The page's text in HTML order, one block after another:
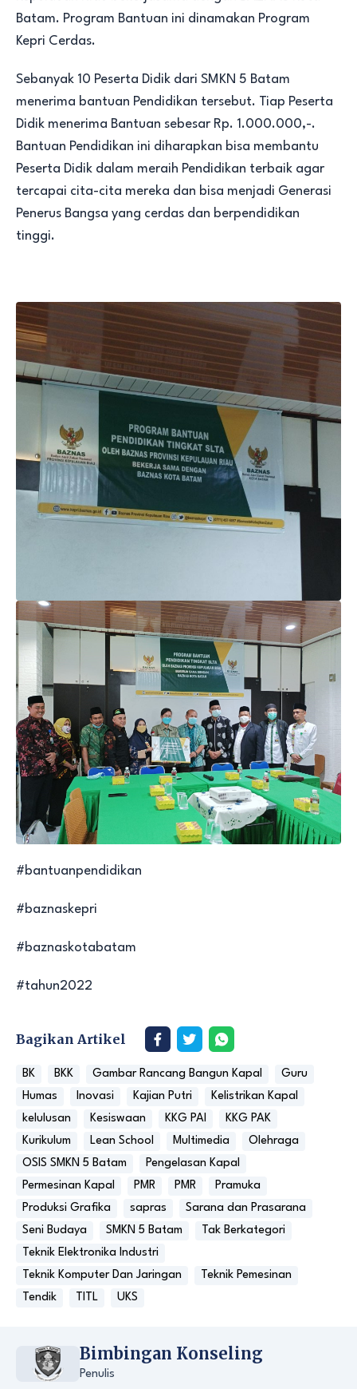
Batam. Program Bantuan ini dinamakan Program
Kepri Cerdas.
Sebanyak 10 Peserta Didik dari SMKN 5 Batam
menerima bantuan Pendidikan tersebut. Tiap Peserta
Didik menerima Bantuan sebesar Rp. 1.000.000,-.
Bantuan Pendidikan ini diharapkan bisa membantu
Peserta Didik dalam meraih Pendidikan terbaik agar
tercapai cita-cita mereka dan bisa menjadi Generasi
Penerus Bangsa yang cerdas dan berpendidikan
tinggi.
#bantuanpendidikan
#baznaskepri
#baznaskotabatam
#tahun2022
Bagikan Artikel
BK BKK Gambar Rancang Bangun Kapal
Guru
Humas
Inovasi Kajian Putri
Kelistrikan Kapal
kelulusan
Kesiswaan KKG PAI
KKG PAK
Kurikulum
Lean School Multimedia
Olehraga
OSIS SMKN 5 Batam
Pengelasan Kapal
Permesinan Kapal
PMR PMR
Pramuka
Produksi Grafika
sapras
Sarana dan Prasarana
Seni Budaya
SMKN 5 Batam
Tak Berkategori
Teknik Elektronika Industri
Teknik Komputer Dan Jaringan
Teknik Pemesinan
Tendik
TITL UKS
Bimbingan Konseling
Penulis